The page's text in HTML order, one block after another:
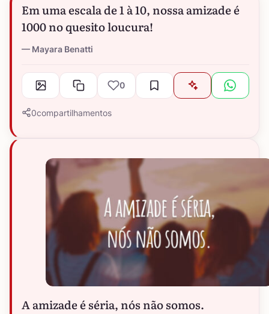
Em uma escala de 1 à 10, nossa amizade é
1000 no quesito loucura!
Mayara Benatti
0
0compartilhamentos
A amizade é séria, nós não somos.